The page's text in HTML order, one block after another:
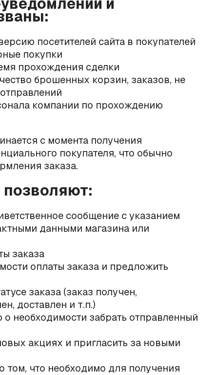
посетителей сайта в покупателей
покупки
прохождения сделки
брошенных корзин, заказов, не
компании по прохождению
с момента получения
покупателя, что обычно
заказа.
сообщение с указанием
данными магазина или
заказа
оплаты заказа и предложить
заказа (заказ получен,
доставлен и т.п.)
необходимости забрать отправленный
акциях и пригласить за новыми
что необходимо для получения